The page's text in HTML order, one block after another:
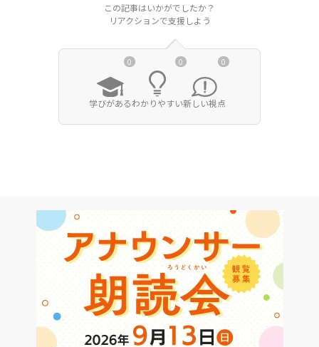
この記事はいかがでしたか？
リアクションで支援しよう
0
学びがある
0
わかりやすい
0
新しい視点